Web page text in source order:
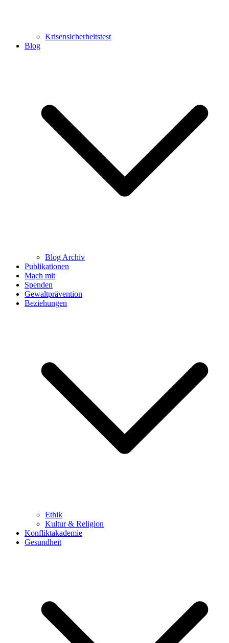
Krisensicherheitstest
Blog
Blog Archiv
Publikationen
Mach mit
Spenden
Gewaltprävention
Beziehungen
Ethik
Kultur & Religion
Konfliktakademie
Gesundheit